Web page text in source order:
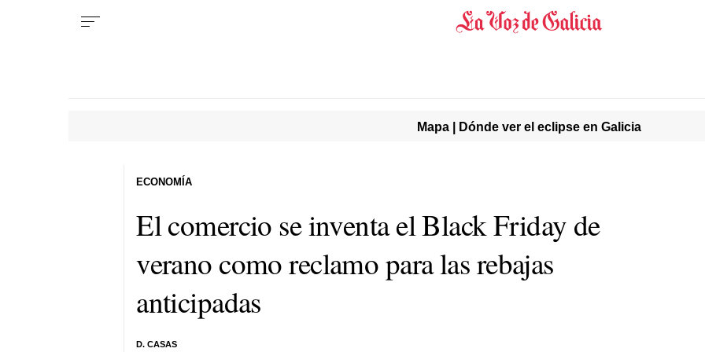
Mapa | Dónde ver el eclipse en Galicia
El comercio se inventa el Black Friday de
verano como reclamo para las rebajas
anticipadas
D. CASAS
ECONOMÍA